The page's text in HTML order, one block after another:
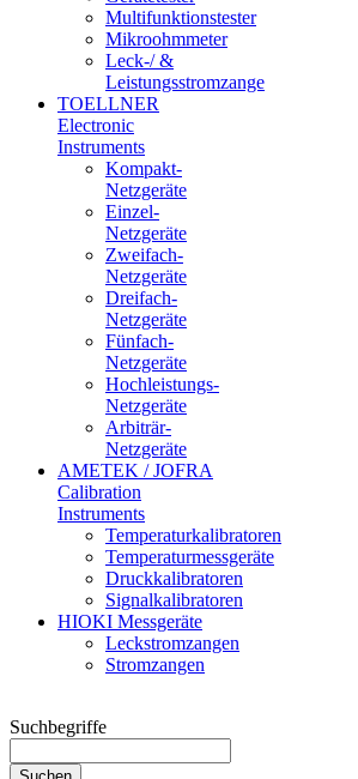
Multifunktionstester
Mikroohmmeter
Leck-/ &
Leistungsstromzange
TOELLNER
Electronic
Instruments
Kompakt-
Netzgeräte
Einzel-
Netzgeräte
Zweifach-
Netzgeräte
Dreifach-
Netzgeräte
Fünfach-
Netzgeräte
Hochleistungs-
Netzgeräte
Arbiträr-
Netzgeräte
AMETEK / JOFRA
Calibration
Instruments
Temperaturkalibratoren
Temperaturmessgeräte
Druckkalibratoren
Signalkalibratoren
HIOKI Messgeräte
Leckstromzangen
Stromzangen
Suchbegriffe